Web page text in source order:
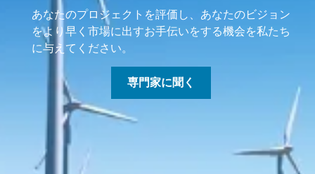
あなたのプロジェクトを評価し、あなたのビジョン
をより早く市場に出すお手伝いをする機会を私たち
に与えてください。
専門家に聞く